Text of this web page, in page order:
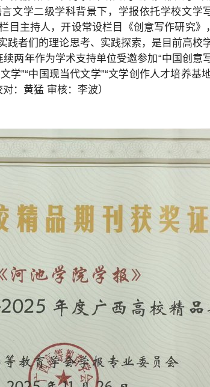
文学二级学科背景下，学报依托学校文学
目主持人，开设常设栏目《创意写作研究
践者们的理论思考、实践探索，是目前高校
两年作为学术支持单位受邀参加“中国创意
学”“中国现当代文学”“文学创作人才培养基
：黄猛 审核：李波）